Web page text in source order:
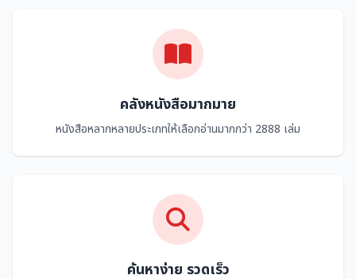
คลังหนังสือมากมาย
หนังสือหลากหลายประเภทให้เลือกอ่านมากกว่า 2888 เล่ม
ค้นหาง่าย รวดเร็ว